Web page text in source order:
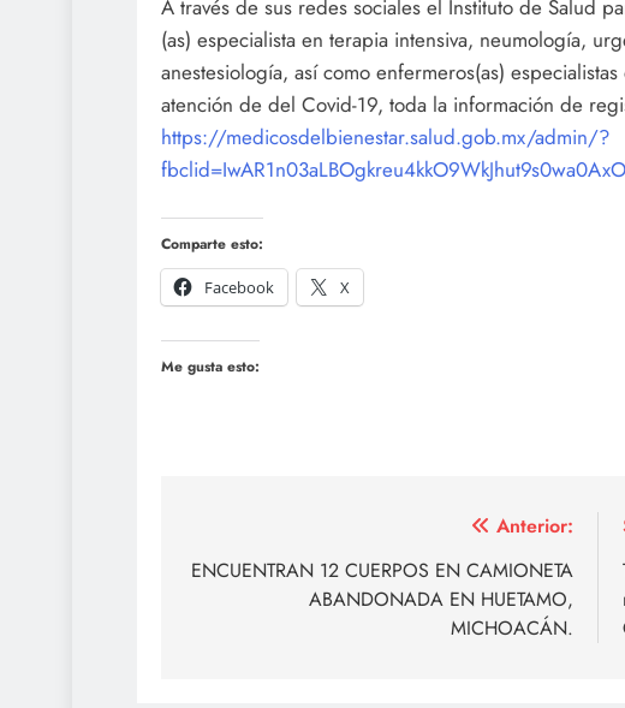
A través de sus redes sociales el Instituto de Salud
(as) especialista en terapia intensiva, neumología,
anestesiología, así como enfermeros(as)
atención de del Covid-19, toda la información de
https://medicosdelbienestar.salud.gob.mx/admin/?
Comparte esto:
Facebook
X
Me gusta esto:
de
Anterior:
ENCUENTRAN 12 CUERPOS EN CAMIONETA
ABANDONADA EN HUETAMO,
MICHOACÁN.